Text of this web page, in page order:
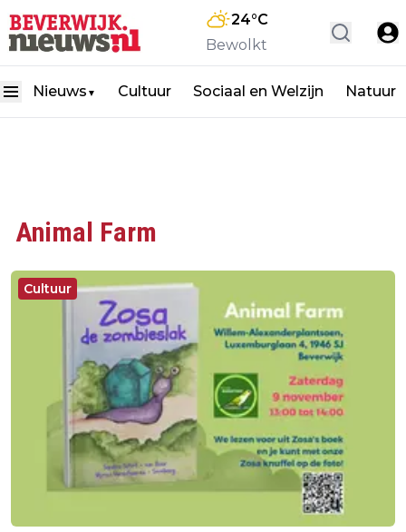
24°C
Bewolkt
Nieuws ▼ Cultuur Sociaal en Welzijn Natuur
Animal Farm
Cultuur